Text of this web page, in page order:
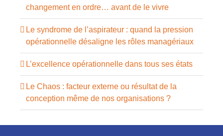
changement en ordre… avant de le vivre
Le syndrome de l’aspirateur : quand la pression
opérationnelle désaligne les rôles managériaux
L’excellence opérationnelle dans tous ses états
Le Chaos : facteur externe ou résultat de la
conception même de nos organisations ?